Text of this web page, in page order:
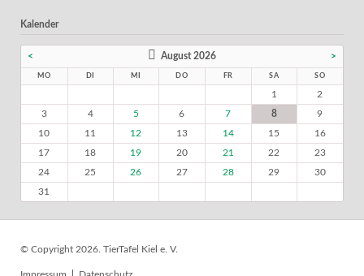
Kalender
< August 2026 >
MO DI MI DO FR SA SO
1
2
3
4 5 6 7 8
9
10
11 12 13 14 15
16
17
18 19 20 21 22
23
24
25 26 27 28 29
30
31
© Copyright 2026. TierTafel Kiel e. V.
Navigation